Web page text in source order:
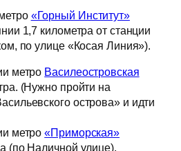
«Горный Институт»
1,7 километра от станции
по улице «Косая Линия»).
метро Василеостровская
(Нужно пройти на
острова» и идти
метро«Приморская»
(по Наличной улице).